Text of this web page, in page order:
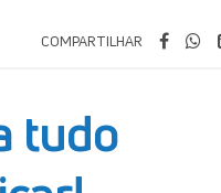
COMPARTILHAR
tudo